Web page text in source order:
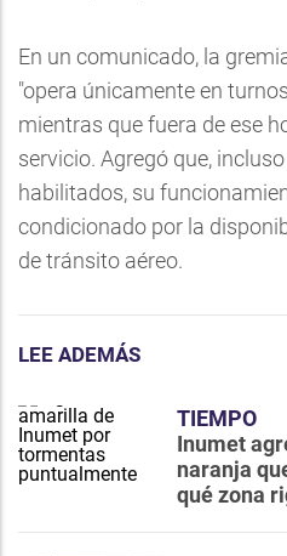
En un comunicado, la
"opera únicamente en
mientras que fuera de ese
servicio. Agregó que,
habilitados, su
condicionado por la
de tránsito aéreo.
LEE ADEMÁS
TIEMPO
Inumet
naranja
qué zona